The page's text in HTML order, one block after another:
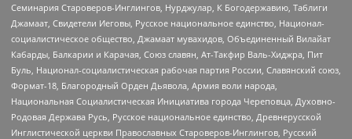
Семинария Староверов-Инглингов, Нурджулар, К Богодержавию, Таблиги
Джамаат, Свидетели Иеговы, Русское национальное единство, Национал-
социалистическое общество, Джамаат мувахидов, Объединенный Вилайат
Кабарды, Балкарии и Карачая, Союз славян, Ат-Такфир Валь-Хиджра, Пит
Буль, Национал-социалистическая рабочая партия России, Славянский союз,
Формат-18, Благородный Орден Дьявола, Армия воли народа,
Национальная Социалистическая Инициатива города Череповца, Духовно-
Родовая Держава Русь, Русское национальное единство, Древнерусской
Инглистической церкви Православных Староверов-Инглингов, Русский